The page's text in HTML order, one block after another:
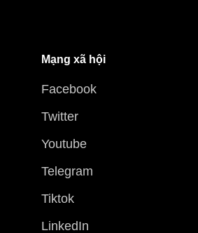
Mạng xã hội
Facebook
Twitter
Youtube
Telegram
Tiktok
LinkedIn